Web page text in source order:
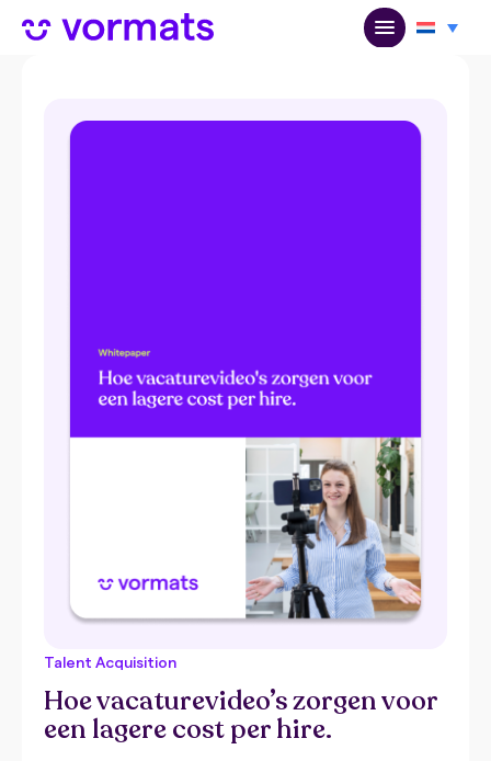
Talent Acquisition
Hoe vacaturevideo’s zorgen voor
een lagere cost per hire.